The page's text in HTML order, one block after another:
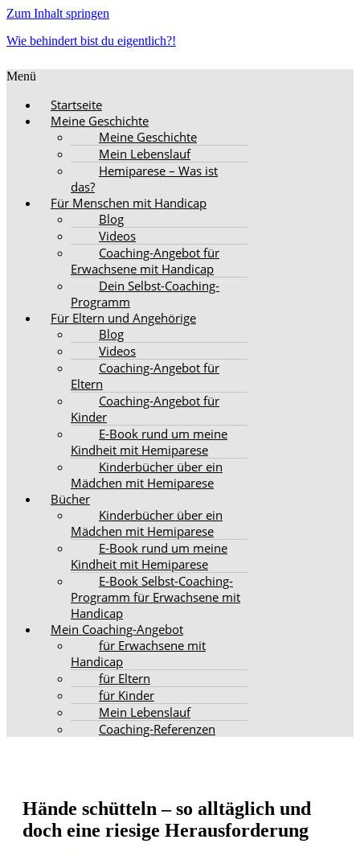
Zum Inhalt springen
Wie behindert bist du eigentlich?!
Menü
Startseite
Meine Geschichte
Meine Geschichte
Mein Lebenslauf
Hemiparese – Was ist
das?
Für Menschen mit Handicap
Blog
Videos
Coaching-Angebot für
Erwachsene mit Handicap
Dein Selbst-Coaching-
Programm
Für Eltern und Angehörige
Blog
Videos
Coaching-Angebot für
Eltern
Coaching-Angebot für
Kinder
E-Book rund um meine
Kindheit mit Hemiparese
Kinderbücher über ein
Mädchen mit Hemiparese
Bücher
Kinderbücher über ein
Mädchen mit Hemiparese
E-Book rund um meine
Kindheit mit Hemiparese
E-Book Selbst-Coaching-
Programm für Erwachsene mit
Handicap
Mein Coaching-Angebot
für Erwachsene mit
Handicap
für Eltern
für Kinder
Mein Lebenslauf
Coaching-Referenzen
Hände schütteln – so alltäglich und
doch eine riesige Herausforderung